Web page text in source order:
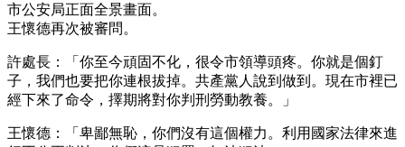
市公安局正面全景畫面。
王懷德再次被審問。
許處長：「你至今頑固不化，很令市領導頭疼。你就是個釘
子，我們也要把你連根拔掉。共產黨人說到做到。現在市裡已
經下來了命令，擇期將對你判刑勞動教養。」
王懷德：「卑鄙無恥，你們沒有這個權力。利用國家法律來進